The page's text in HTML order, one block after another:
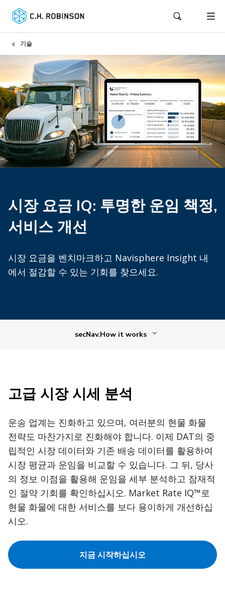
기술
시장 요금 IQ: 투명한 운임 책정,
서비스 개선
시장 요금을 벤치마크하고 Navisphere Insight 내
에서 절감할 수 있는 기회를 찾으세요.
secNav.How it works
고급 시장 시세 분석
운송 업계는 진화하고 있으며, 여러분의 현물 화물
전략도 마찬가지로 진화해야 합니다. 이제 DAT의 중
립적인 시장 데이터와 기존 배송 데이터를 활용하여
시장 평균과 운임을 비교할 수 있습니다. 그 뒤, 당사
의 정보 이점을 활용해 운임을 세부 분석하고 잠재적
인 절약 기회를 확인하십시오. Market Rate IQ™로
현물 화물에 대한 서비스를 보다 용이하게 개선하십
시오.
지금 시작하십시오